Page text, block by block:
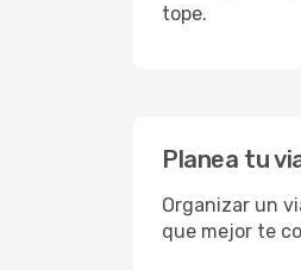
tope.
Planea tu
Organizar un
que mejor te